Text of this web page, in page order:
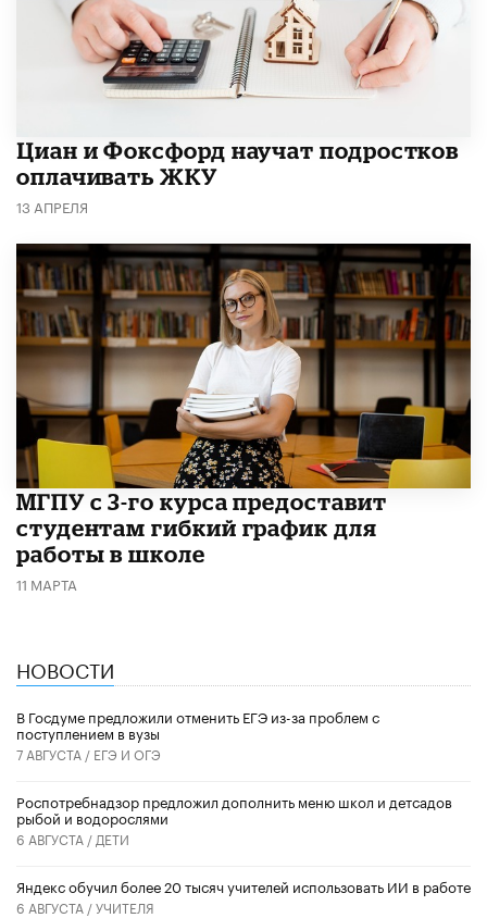
Циан и Фоксфорд научат подростков
оплачивать ЖКУ
13 АПРЕЛЯ
МГПУ с 3-го курса предоставит
студентам гибкий график для
работы в школе
11 МАРТА
НОВОСТИ
В Госдуме предложили отменить ЕГЭ из-за проблем с
поступлением в вузы
7 АВГУСТА / ЕГЭ И ОГЭ
Роспотребнадзор предложил дополнить меню школ и детсадов
рыбой и водорослями
6 АВГУСТА / ДЕТИ
​Яндекс обучил более 20 тысяч учителей использовать ИИ в работе
6 АВГУСТА /УЧИТЕЛЯ